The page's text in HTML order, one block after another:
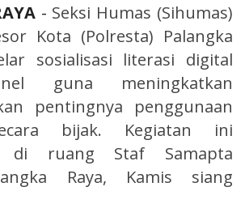
- Seksi Humas (Sihumas)
Kota (Polresta) Palangka
sosialisasi literasi digital
guna meningkatkan
pentingnya penggunaan
bijak. Kegiatan ini
di ruang Staf Samapta
Raya, Kamis siang